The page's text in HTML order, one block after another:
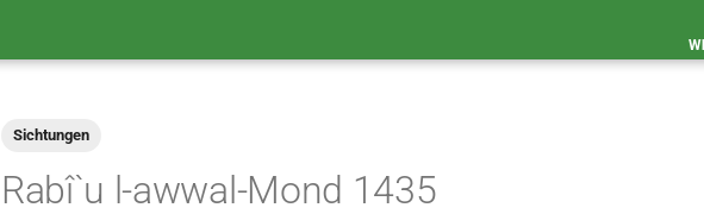
Sichtungen
Rabî`u l-awwal-Mond 1435